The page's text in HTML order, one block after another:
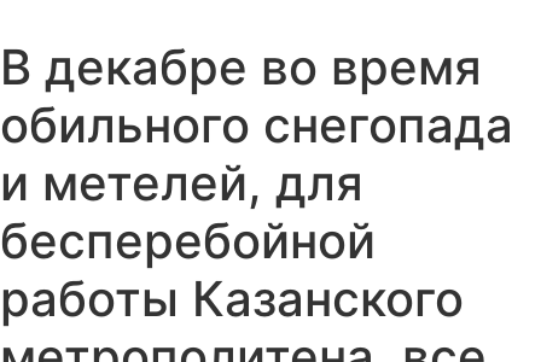
В декабре во время
обильного снегопада
и метелей, для
бесперебойной
работы Казанского